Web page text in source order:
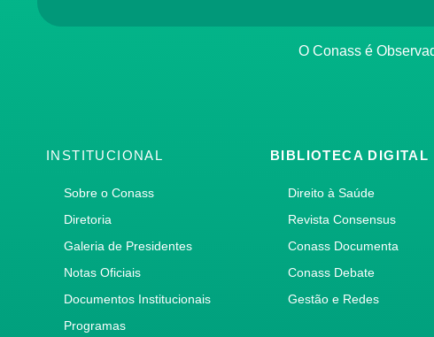
O Conass é
INSTITUCIONAL
Sobre o Conass
Diretoria
Galeria de Presidentes
Notas Oficiais
Documentos Institucionais
Programas
BIBLIOTECA DIGITAL
Direito à Saúde
Revista Consensus
Conass Documenta
Conass Debate
Gestão e Redes